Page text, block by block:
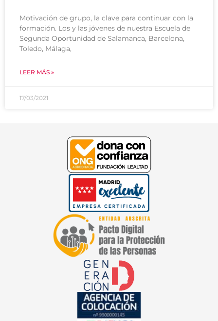
Motivación de grupo, la clave para continuar con la
formación. Los y las jóvenes de nuestra Escuela de
Segunda Oportunidad de Salamanca, Barcelona,
Toledo, Málaga,
LEER MÁS »
17/03/2021